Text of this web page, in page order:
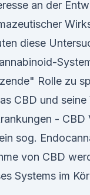
an der
diese
Rolle zu
CBD und
- CBD
sog.
von CBD
Systems im